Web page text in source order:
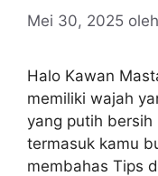
Mei 30, 2025 oleh
Halo Kawan
memiliki wajah
yang putih bersih
termasuk kamu
membahas Tips